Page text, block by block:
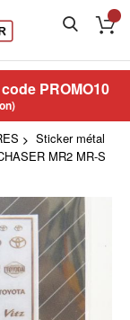
PROMO10
Sticker métal
MR2 MR-S